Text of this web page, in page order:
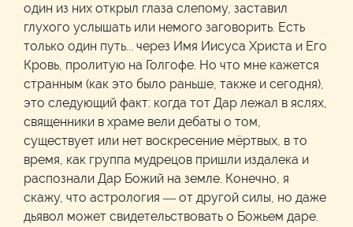
один из них открыл глаза слепому, заставил
глухого услышать или немого заговорить. Есть
только один путь... через Имя Иисуса Христа и Его
Кровь, пролитую на Голгофе. Но что мне кажется
странным (как это было раньше, также и сегодня),
это следующий факт: когда тот Дар лежал в яслях,
священники в храме вели дебаты о том,
существует или нет воскресение мёртвых, в то
время, как группа мудрецов пришли издалека и
распознали Дар Божий на земле. Конечно, я
скажу, что астрология — от другой силы, но даже
дьявол может свидетельствовать о Божьем даре.